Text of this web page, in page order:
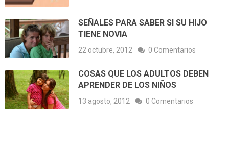
SEÑALES PARA SABER SI SU HIJO
TIENE NOVIA
22 octubre, 2012 0 Comentarios
COSAS QUE LOS ADULTOS DEBEN
APRENDER DE LOS NIÑOS
13 agosto, 2012 0 Comentarios